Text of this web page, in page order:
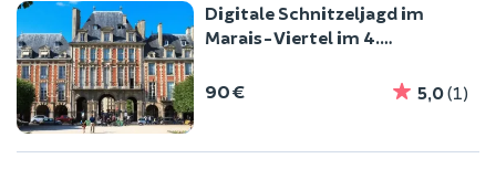
Digitale Schnitzeljagd im
Marais-Viertel im 4.
90 € 5,0(1)